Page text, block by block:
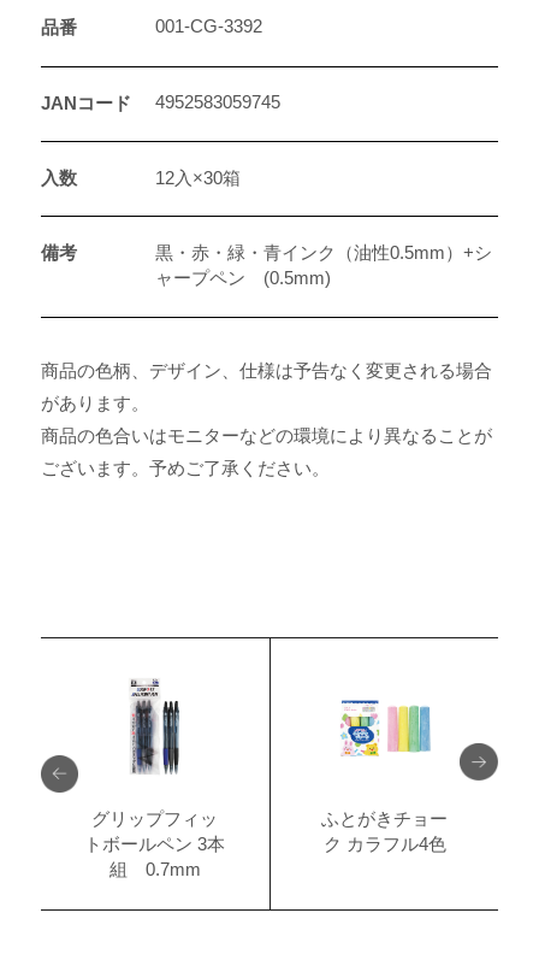
品番 001-CG-3392
JANコード 4952583059745
入数 12入×30箱
備考
黒・赤・緑・青インク（油性0.5mm）+シ
ャープペン (0.5mm)
商品の色柄、デザイン、仕様は予告なく変更される場合
があります。
商品の色合いはモニターなどの環境により異なることが
ございます。予めご了承ください。
グリップフィッ
トボールペン 3本
組 0.7mm
ふとがきチョー
ク カラフル4色